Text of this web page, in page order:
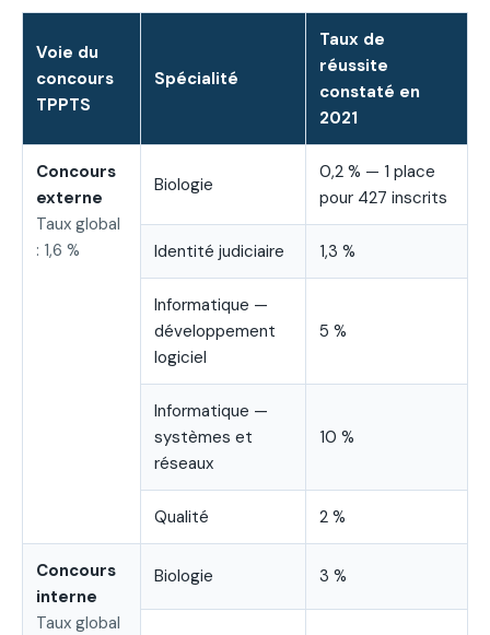
Voie du
concours
TPPTS
Spécialité
Taux de
réussite
constaté en
2021
Concours
externe
Taux global
: 1,6 %
Biologie
0,2 % — 1 place
pour 427 inscrits
Identité judiciaire 1,3 %
Informatique —
développement
logiciel
5 %
Informatique —
systèmes et
réseaux
10 %
Qualité 2 %
Concours
interne
Taux global
Biologie 3 %